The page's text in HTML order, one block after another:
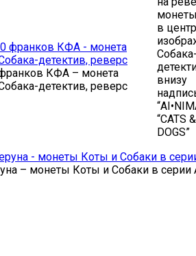
КФА – монета
детектив, реверс
в
внизу
“CATS &
DOGS”
– монеты Коты и Собаки в серии